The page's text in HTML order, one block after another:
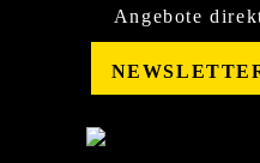
Angebote